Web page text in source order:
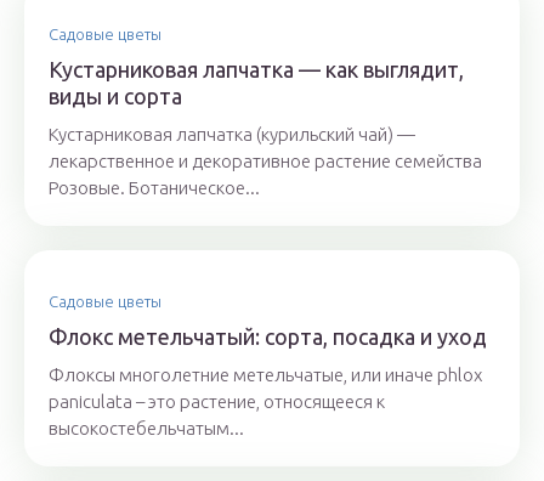
Садовые цветы
Кустарниковая лапчатка — как выглядит,
виды и сорта
Кустарниковая лапчатка (курильский чай) —
лекарственное и декоративное растение семейства
Розовые. Ботаническое...
Садовые цветы
Флокс метельчатый: сорта, посадка и уход
Флоксы многолетние метельчатые, или иначе phlox
paniculata – это растение, относящееся к
высокостебельчатым...